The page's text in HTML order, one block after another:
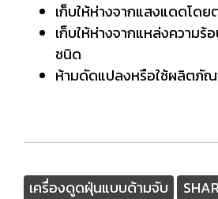
เก็บให้ห่างจากแสงแดดโดย
เก็บให้ห่างจากแหล่งความร้
ชนิด
ห้ามดัดแปลงหรือใช้ผลิตภั
เครื่องดูดฝุ่นแบบด้ามจับ